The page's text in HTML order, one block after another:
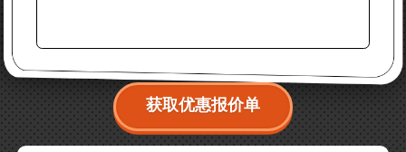
获取优惠报价单